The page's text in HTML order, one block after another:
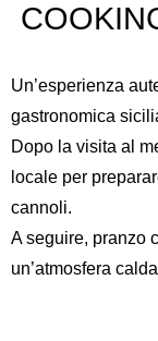
Un’esperienza
gastronomica
Dopo la visita al
locale per
cannoli.
A seguire, pranzo
un’atmosfera